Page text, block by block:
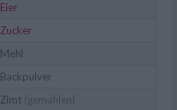
Eier
Zucker
Mehl
Backpulver
Zimt (gemahlen)